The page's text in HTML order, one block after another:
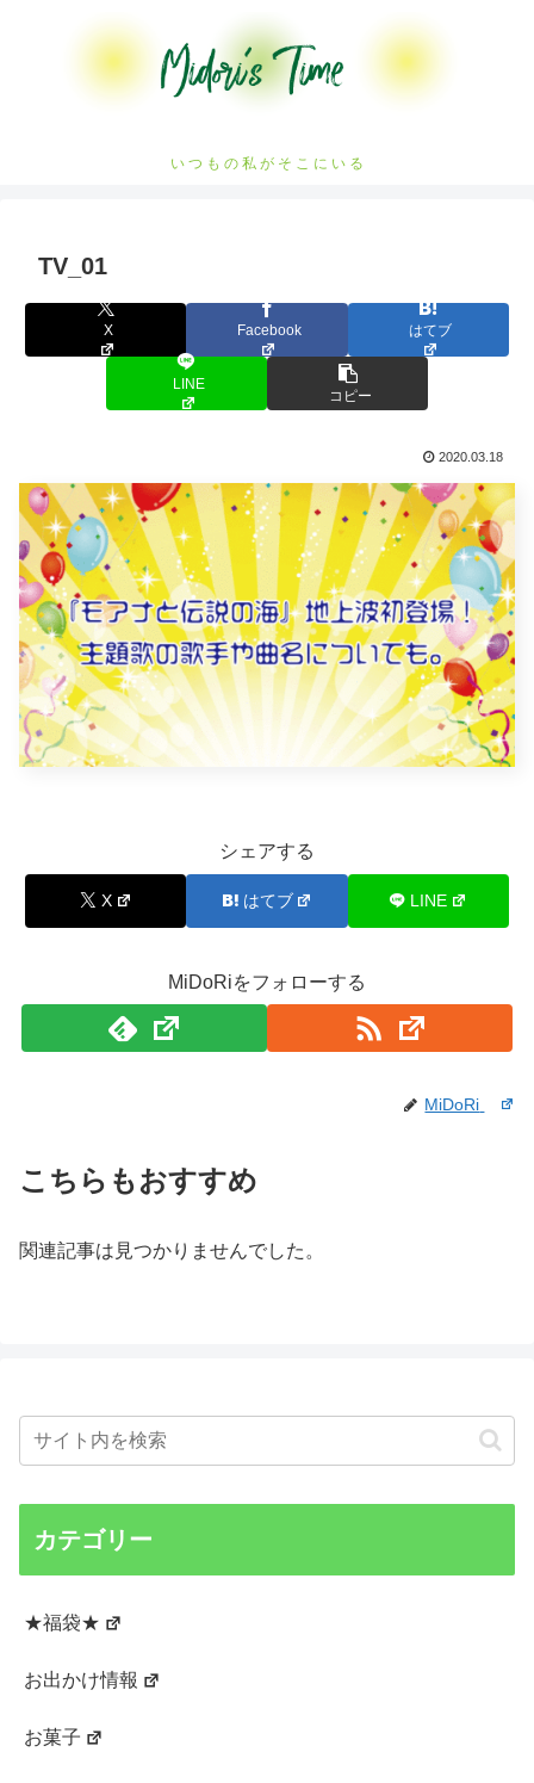
い つ も の 私 が そ こ に い る
TV_01
X Facebook はてブ
LINE
コピー
2020.03.18
シェアする
X はてブ LINE
MiDoRiをフォローする
MiDoRi
こちらもおすすめ
関連記事は見つかりませんでした。
カテゴリー
★福袋★
お出かけ情報
お菓子